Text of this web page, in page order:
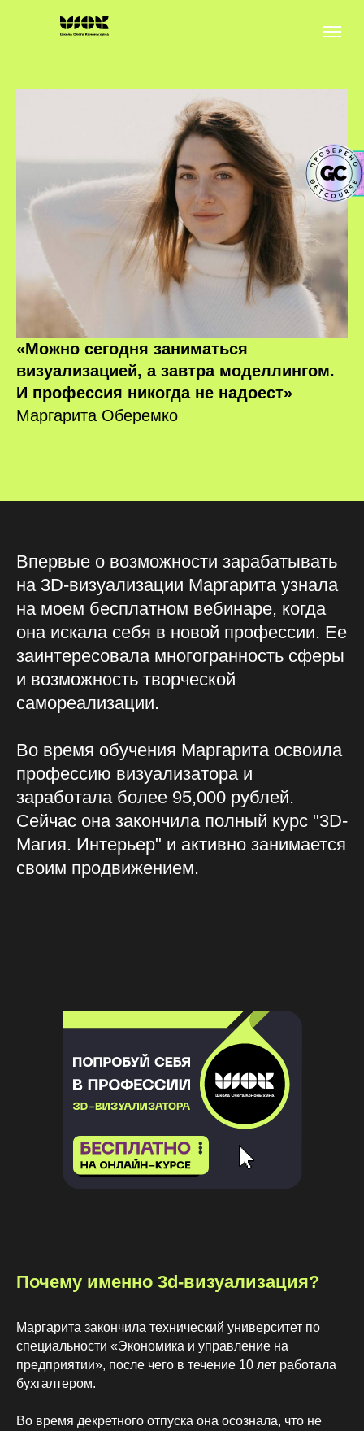
«Можно сегодня заниматься
визуализацией, а завтра моделлингом.
И профессия никогда не надоест»
Маргарита Оберемко
Впервые о возможности зарабатывать
на 3D-визуализации Маргарита узнала
на моем бесплатном вебинаре, когда
она искала себя в новой профессии. Ее
заинтересовала многогранность сферы
и возможность творческой
самореализации.
Во время обучения Маргарита освоила
профессию визуализатора и
заработала более 95,000 рублей.
Сейчас она закончила полный курс "3D-
Магия. Интерьер" и активно занимается
своим продвижением.
Почему именно 3d-визуализация?
Маргарита закончила технический университет по
специальности «Экономика и управление на
предприятии», после чего в течение 10 лет работала
бухгалтером.
Во время декретного отпуска она осознала, что не